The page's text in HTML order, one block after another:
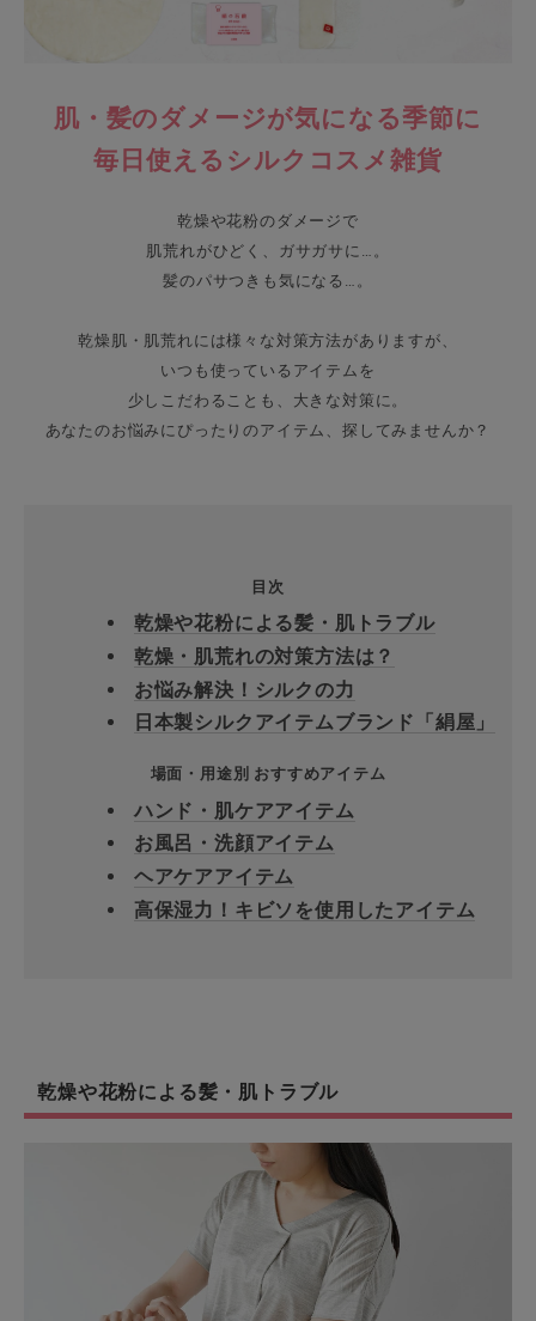
読み物
肌・髪のダメージが気になる季節に
毎日使えるシルクコスメ雑貨
乾燥や花粉のダメージで
肌荒れがひどく、ガサガサに…。
髪のパサつきも気になる…。
乾燥肌・肌荒れには様々な対策方法がありますが、
いつも使っているアイテムを
少しこだわることも、大きな対策に。
あなたのお悩みにぴったりのアイテム、探してみませんか？
目次
乾燥や花粉による髪・肌トラブル
乾燥・肌荒れの対策方法は？
お悩み解決！シルクの力
日本製シルクアイテムブランド「絹屋」
場面・用途別 おすすめアイテム
ハンド・肌ケアアイテム
お風呂・洗顔アイテム
ヘアケアアイテム
高保湿力！キビソを使用したアイテム
乾燥や花粉による髪・肌トラブル